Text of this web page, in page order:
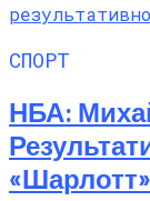
СПОРТ
НБА:
«Шарлотт»